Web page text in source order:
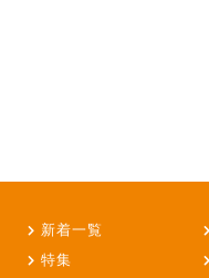
新着一覧
特集